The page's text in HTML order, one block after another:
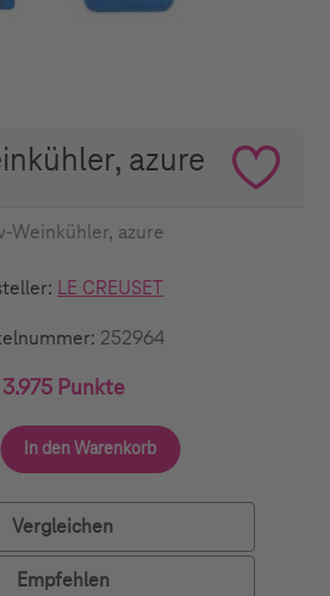
azure
Weinkühler, azure
LE CREUSET
252964
3.975 Punkte
In den Warenkorb
Vergleichen
Empfehlen